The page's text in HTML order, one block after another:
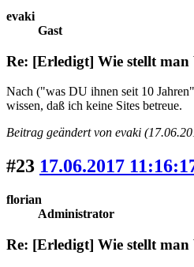
evaki
Gast
Re: [Erledigt] Wie stellt
Nach ("was DU ihnen seit 10
wissen, daß ich keine Sites betreue.
Beitrag geändert von evaki
#23 17.06.2017
florian
Administrator
Re: [Erledigt] Wie stellt